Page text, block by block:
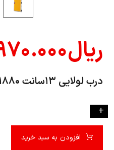
ریال
درب لولايي ۱۳سانت ۱۸۸۰ HFW بدون پاشنه
+
افزودن به سبد خرید